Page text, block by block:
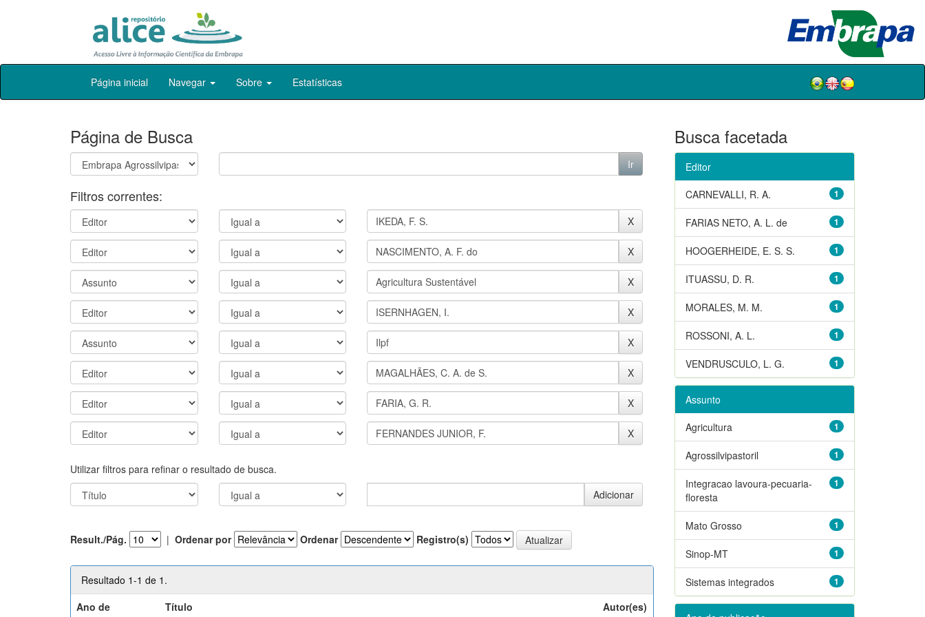
Skip
Página inicial Navegar Sobre Estatísticas
Página de Busca
Filtros correntes:
Utilizar filtros para refinar o resultado de busca.
Result./Pág. | Ordenar por Ordenar Registro(s)
Resultado 1-1 de 1.
Ano de
Título Autor(es)
Busca facetada
Editor
1
CARNEVALLI, R. A.
1
FARIAS NETO, A. L. de
1
HOOGERHEIDE, E. S. S.
1
ITUASSU, D. R.
1
MORALES, M. M.
1
ROSSONI, A. L.
1
VENDRUSCULO, L. G.
Assunto
1
Agricultura
1
Agrossilvipastoril
1
Integracao lavoura-pecuaria-
floresta
1
Mato Grosso
1
Sinop-MT
1
Sistemas integrados